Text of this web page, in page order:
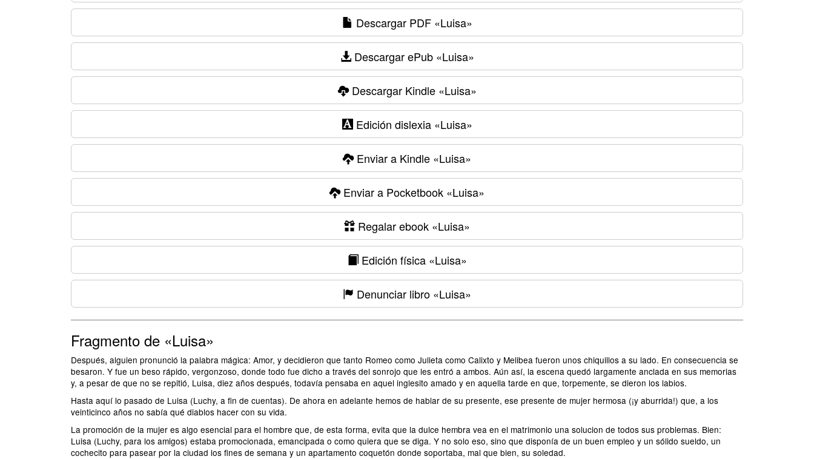
Descargar PDF«Luisa»
Descargar ePub«Luisa»
Descargar Kindle«Luisa»
Edición dislexia«Luisa»
Enviar a Kindle «Luisa»
Enviar a Pocketbook «Luisa»
Regalar ebook «Luisa»
Edición física«Luisa»
Denunciar libro «Luisa»
Fragmento de «Luisa»
Después, alguien pronunció la palabra mágica: Amor, y decidieron que tanto Romeo como Julieta como Calixto y Melibea fueron unos chiquillos a su lado. En consecuencia se
besaron. Y fue un beso rápido, vergonzoso, donde todo fue dicho a través del sonrojo que les entró a ambos. Aún así, la escena quedó largamente anclada en sus memorias
y, a pesar de que no se repitió, Luisa, diez años después, todavía pensaba en aquel inglesito amado y en aquella tarde en que, torpemente, se dieron los labios.
Hasta aquí lo pasado de Luisa (Luchy, a fin de cuentas). De ahora en adelante hemos de hablar de su presente, ese presente de mujer hermosa (¡y aburrida!) que, a los
veinticinco años no sabía qué diablos hacer con su vida.
La promoción de la mujer es algo esencial para el hombre que, de esta forma, evita que la dulce hembra vea en el matrimonio una solucion de todos sus problemas. Bien:
Luisa (Luchy, para los amigos) estaba promocionada, emancipada o como quiera que se diga. Y no solo eso, sino que disponía de un buen empleo y un sólido sueldo, un
cochecito para pasear por la ciudad los fines de semana y un apartamento coquetón donde soportaba, mal que bien, su soledad.